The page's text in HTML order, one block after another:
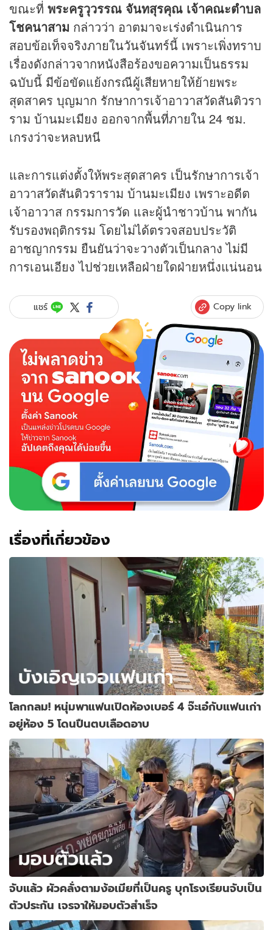
ขณะที่ พระครูวุวรรณ จันทสุรคุณ เจ้าคณะตำบล
โชคนาสาม กล่าวว่า อาตมาจะเร่งดำเนินการ
สอบข้อเท็จจริงภายในวันจันทร์นี้ เพราะเพิ่งทราบ
เรื่องดังกล่าวจากหนังสือร้องขอความเป็นธรรม
ฉบับนี้ มีข้อขัดแย้งกรณีผู้เสียหายให้ย้ายพระ
สุดสาคร บุญมาก รักษาการเจ้าอาวาสวัดสันติวรา
ราม บ้านมะเมียง ออกจากพื้นที่ภายใน 24 ชม.
เกรงว่าจะหลบหนี
และการแต่งตั้งให้พระสุดสาคร เป็นรักษาการเจ้า
อาวาสวัดสันติวราราม บ้านมะเมียง เพราะอดีต
เจ้าอาวาส กรรมการวัด และผู้นำชาวบ้าน พากัน
รับรองพฤติกรรม โดยไม่ได้ตรวจสอบประวัติ
อาชญากรรม ยืนยันว่าจะวางตัวเป็นกลาง ไม่มี
การเอนเอียง ไปช่วยเหลือฝ่ายใดฝ่ายหนึ่งแน่นอน
แชร์ Copy link
เรื่องที่เกี่ยวข้อง
โลกกลม! หนุ่มพาแฟนเปิดห้องเบอร์ 4 จ๊ะเอ๋กับแฟนเก่า
อยู่ห้อง 5 โดนปืนตบเลือดอาบ
จับแล้ว ผัวคลั่งตามง้อเมียที่เป็นครู บุกโรงเรียนจับเป็น
ตัวประกัน เจรจาให้มอบตัวสำเร็จ